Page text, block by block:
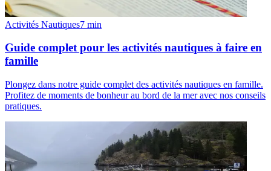
Activités Nautiques7 min
Guide complet pour les activités nautiques à faire en
famille
Plongez dans notre guide complet des activités nautiques en famille.
Profitez de moments de bonheur au bord de la mer avec nos conseils
pratiques.